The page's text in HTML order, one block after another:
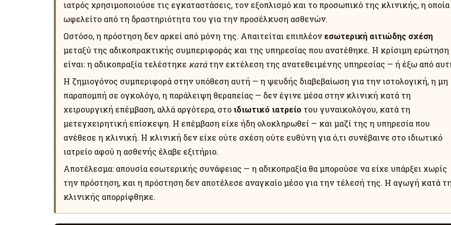
ιατρός χρησιμοποιούσε τις εγκαταστάσεις, τον εξοπλισμό και το προσωπικό της κλινικής, η οποία
ωφελείτο από τη δραστηριότητα του για την προσέλκυση ασθενών.
Ωστόσο, η πρόστηση δεν αρκεί από μόνη της. Απαιτείται επιπλέον εσωτερική αιτιώδης σχέση
μεταξύ της αδικοπρακτικής συμπεριφοράς και της υπηρεσίας που ανατέθηκε. Η κρίσιμη ερώτηση
είναι: η αδικοπραξία τελέστηκε κατάτην εκτέλεση της ανατεθειμένης υπηρεσίας — ή έξω από
Η ζημιογόνος συμπεριφορά στην υπόθεση αυτή — η ψευδής διαβεβαίωση για την ιστολογική, η μη
παραπομπή σε ογκολόγο, η παράλειψη θεραπείας — δεν έγινε μέσα στην κλινική κατά τη
χειρουργική επέμβαση, αλλά αργότερα, στοιδιωτικό ιατρείο του γυναικολόγου, κατά τη
μετεγχειρητική επίσκεψη. Η επέμβαση είχε ήδη ολοκληρωθεί — και μαζί της η υπηρεσία που
ανέθεσε η κλινική. Η κλινική δεν είχε ούτε σχέση ούτε ευθύνη για ό,τι συνέβαινε στο ιδιωτικό
ιατρείο αφού η ασθενής έλαβε εξιτήριο.
Αποτέλεσμα: απουσία εσωτερικής συνάφειας — η αδικοπραξία θα μπορούσε να είχε υπάρξει χωρίς
την πρόστηση, και η πρόστηση δεν αποτέλεσε αναγκαίο μέσο για την τέλεσή της. Η αγωγή κατά
κλινικής απορρίφθηκε.